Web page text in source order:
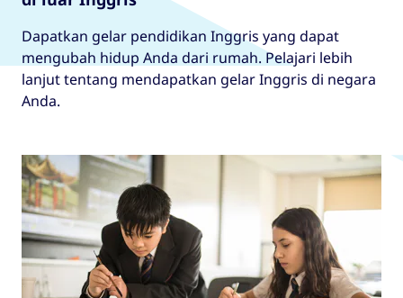
Dapatkan gelar pendidikan Inggris yang dapat
mengubah hidup Anda dari rumah. Pelajari lebih
lanjut tentang mendapatkan gelar Inggris di negara
Anda.